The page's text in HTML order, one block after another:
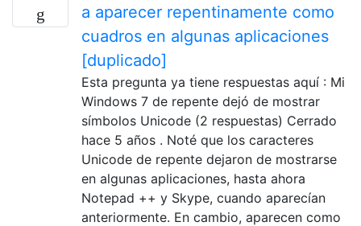
a aparecer repentinamente como
cuadros en algunas aplicaciones
[duplicado]
Esta pregunta ya tiene respuestas aquí : Mi
Windows 7 de repente dejó de mostrar
símbolos Unicode (2 respuestas) Cerrado
hace 5 años . Noté que los caracteres
Unicode de repente dejaron de mostrarse
en algunas aplicaciones, hasta ahora
Notepad ++ y Skype, cuando aparecían
anteriormente. En cambio, aparecen como